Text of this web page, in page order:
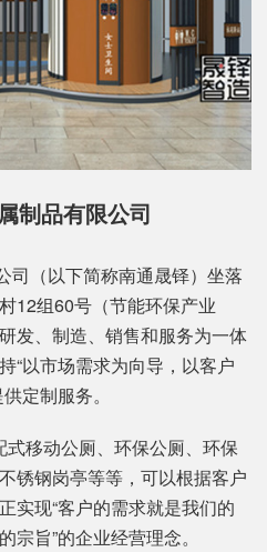
制品有限公司
司（以下简称南通晟铎）坐落
12组60号（节能环保产业
发、制造、销售和服务为一体
“以市场需求为向导，以客户
定制服务。
移动公厕、环保公厕、环保
锈钢岗亭等等，可以根据客户
实现“客户的需求就是我们的
宗旨”的企业经营理念。